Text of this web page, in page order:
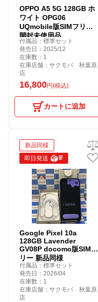
OPPO A5 5G 128GB ホ
ワイト OPG06
UQmobile版SIMフリー
開封未使用品
付属品：標準セット
発売日：2025/12
在庫数：1
在庫店舗：サクモバ 秋葉原
店
16,800円(税込)
カートに追加
新品同様
即日発送
Google Pixel 10a
128GB Lavender
GV08P docomo版SIMフ
リー 新品同様
付属品：標準セット
発売日：2026/04
在庫数：1
在庫店舗：サクモバ 秋葉原
店